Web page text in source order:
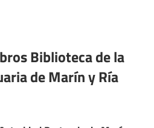
Biblioteca de la
de Marín y Ría